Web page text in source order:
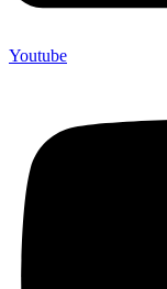
Youtube